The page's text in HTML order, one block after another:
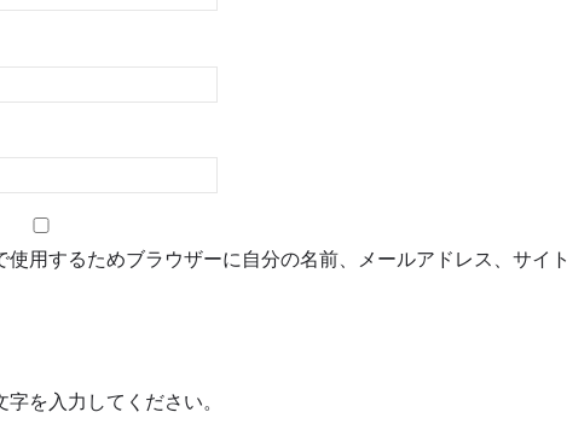
使用するためブラウザーに自分の名前、メールアドレス、サイト
を入力してください。